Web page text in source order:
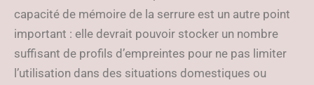
capacité de mémoire de la serrure est un autre point
important : elle devrait pouvoir stocker un nombre
suffisant de profils d’empreintes pour ne pas limiter
l’utilisation dans des situations domestiques ou